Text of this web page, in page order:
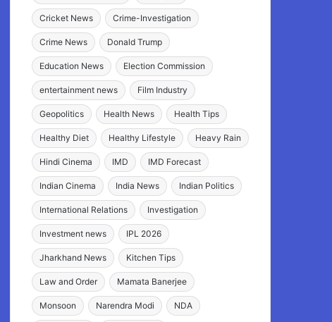
Cricket News Crime-Investigation
Crime News Donald Trump
Education News Election Commission
entertainment news Film Industry
Geopolitics Health News Health Tips
Healthy Diet Healthy Lifestyle Heavy Rain
Hindi Cinema IMD IMD Forecast
Indian Cinema India News Indian Politics
International Relations Investigation
Investment news IPL 2026
Jharkhand News Kitchen Tips
Law and Order Mamata Banerjee
Monsoon Narendra Modi NDA